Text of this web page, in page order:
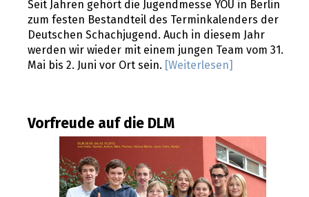
Seit Jahren gehört die Jugendmesse YOU in Berlin
zum festen Bestandteil des Terminkalenders der
Deutschen Schachjugend. Auch in diesem Jahr
werden wir wieder mit einem jungen Team vom 31.
Mai bis 2. Juni vor Ort sein.
[Weiterlesen]
Vorfreude auf die DLM